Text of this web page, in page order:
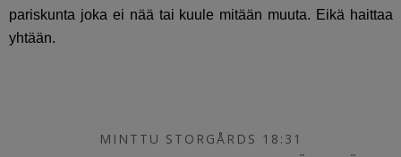
pariskunta joka ei nää tai kuule mitään muuta. Eikä haittaa
yhtään.
MINTTU STORGÅRDS 18:31